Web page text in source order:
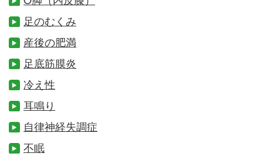
足のむくみ
産後の肥満
足底筋膜炎
冷え性
耳鳴り
自律神経失調症
不眠